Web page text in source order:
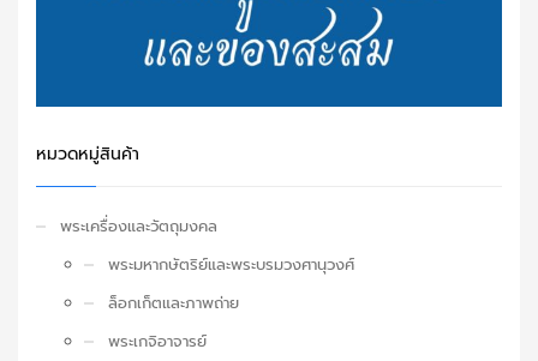
หมวดหมู่สินค้า
พระเครื่องและวัตถุมงคล
พระมหากษัตริย์และพระบรมวงศานุวงศ์
ล็อกเก็ตและภาพถ่าย
พระเกจิอาจารย์